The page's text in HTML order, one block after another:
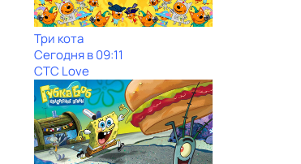
Три кота
Сегодня в 09:11
СТС Love